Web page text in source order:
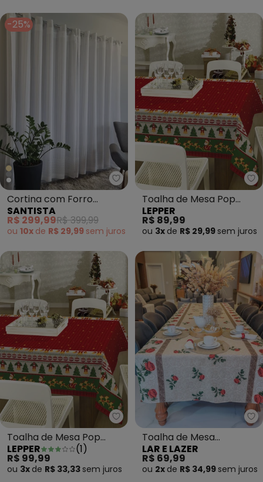
-25%
Santista - Cortina com Forro
Cortina com Forro
Contemporânea Branca
SANTISTA
R$ 299,99R$ 399,99
ou 10x de R$ 29,99 sem juros
Toalha de Mesa Pop
Retangular Natal 140x210
cm
LEPPER
R$ 89,99
ou 3x de R$ 29,99 sem juros
Lepper - Toalha de Mesa Pop
Toalha de Mesa Pop
Retangular Natal 140x250
cm
LEPPER (1)
R$ 99,99
ou 3x de R$ 33,33 sem juros
Toalha de Mesa
Retangular Sortido
140x220 Cm
LAR E LAZER
R$ 69,99
ou 2x de R$ 34,99 sem juros